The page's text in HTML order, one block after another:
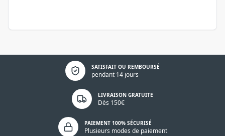
SATISFAIT OU REMBOURSÉ
pendant 14 jours
Politique de confidentialité
LIVRAISON GRATUITE
Dès 150€
PAIEMENT 100% SÉCURISÉ
Plusieurs modes de paiement